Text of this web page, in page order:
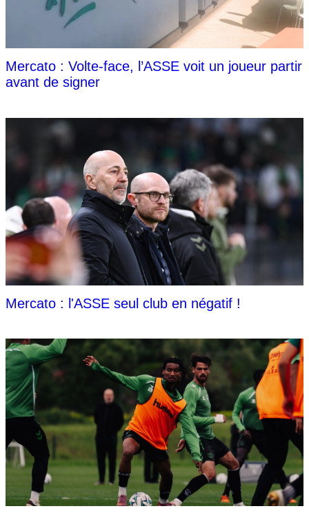
Mercato : Volte-face, l’ASSE voit un joueur partir
avant de signer
Mercato : l'ASSE seul club en négatif !